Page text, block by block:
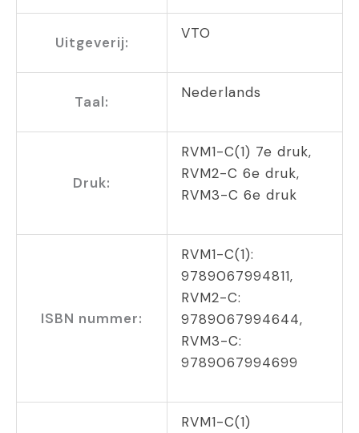
Uitgeverij:
VTO
Taal:
Nederlands
Druk:
RVM1-C(1) 7e druk,
RVM2-C 6e druk,
RVM3-C 6e druk
ISBN nummer:
RVM1-C(1):
9789067994811,
RVM2-C:
9789067994644,
RVM3-C:
9789067994699
RVM1-C(1)